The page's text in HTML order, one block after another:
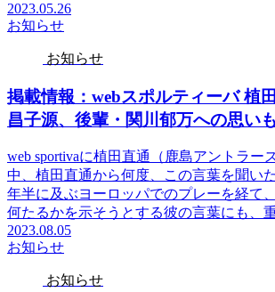
2023.05.26
お知らせ
お知らせ
掲載情報：webスポルティーバ 植
昌子源、後輩・関川郁万への思い
web sportivaに植田直通（鹿島アントラ
中、植田直通から何度、この言葉を聞い
年半に及ぶヨーロッパでのプレーを経て
何たるかを示そうとする彼の言葉にも、
2023.08.05
お知らせ
お知らせ